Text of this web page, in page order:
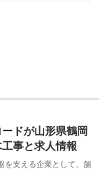
ドが山形県鶴岡
事と求人情報
を支える企業として、舗